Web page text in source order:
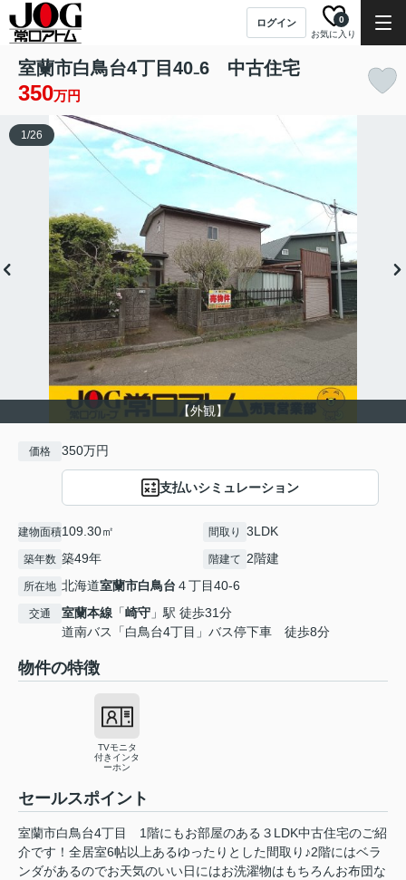
ログイン
お気に入り
0
室蘭市白鳥台4丁目40₋6 中古住宅
350万円
【外観】
1/26
価格 350万円
支払いシミュレーション
建物面積109.30㎡ 間取り 3LDK
築年数 築49年 階建て 2階建
所在地 北海道室蘭市白鳥台 ４丁目40-6
交通 室蘭本線 「崎守 」駅 徒歩31分
道南バス「白鳥台4丁目」バス停下車 徒歩8分
物件の特徴
TVモニタ
付きインタ
ーホン
セールスポイント
室蘭市白鳥台4丁目 1階にもお部屋のある３LDK中古住宅のご紹
介です！全居室6帖以上あるゆったりとした間取り♪2階にはベラ
ンダがあるのでお天気のいい日にはお洗濯物はもちろんお布団な